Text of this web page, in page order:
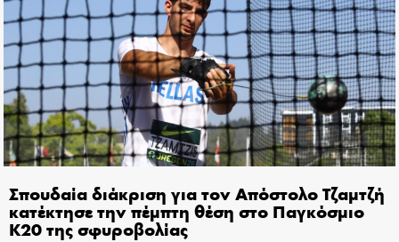
Σπουδαία διάκριση για τον Απόστολο Τζαμτζή
κατέκτησε την πέμπτη θέση στο Παγκόσμιο
Κ20 της σφυροβολίας